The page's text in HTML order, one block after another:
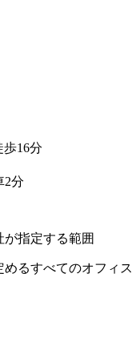
16分
2分
指定する範囲
るすべてのオフィス